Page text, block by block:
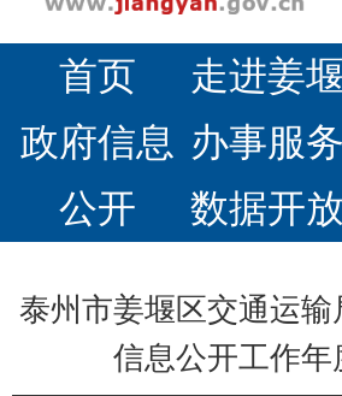
首页 走进姜堰
政府信息
公开
办事服务
数据开放
泰州市姜堰区交通运输
信息公开工作年